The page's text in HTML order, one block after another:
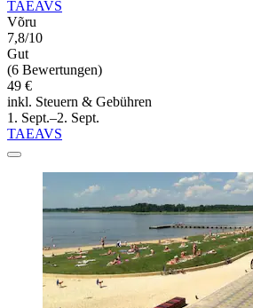
TAEAVS
Võru
7,8/10
Gut
(6 Bewertungen)
49 €
inkl. Steuern & Gebühren
1. Sept.–2. Sept.
TAEAVS